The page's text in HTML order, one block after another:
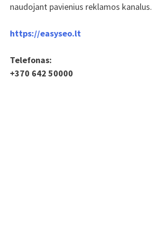
naudojant pavienius reklamos kanalus.
https://easyseo.lt
Telefonas:
+370 642 50000